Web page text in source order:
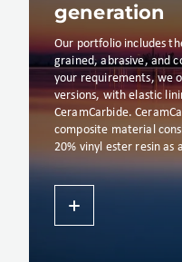
generation
Our portfolio includes
grained, abrasive, and
your requirements, we
versions, with elastic
CeramCarbide.
composite material
20% vinyl ester resin as